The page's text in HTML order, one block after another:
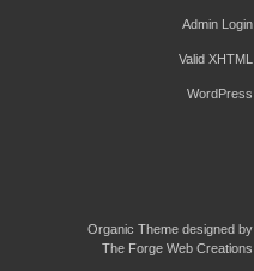
Admin Login
Valid XHTML
WordPress
Organic Theme designed by
The Forge Web Creations